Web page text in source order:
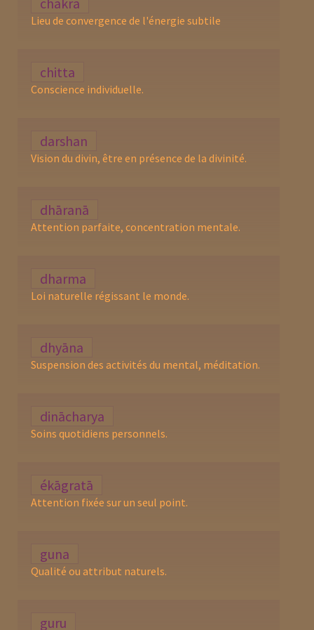
Lieu de convergence de l'énergie subtile
chitta
Conscience individuelle.
darshan
Vision du divin, être en présence de la divinité.
dhāranā
Attention parfaite, concentration mentale.
dharma
Loi naturelle régissant le monde.
dhyāna
Suspension des activités du mental, méditation.
dinācharya
Soins quotidiens personnels.
ékāgratā
Attention fixée sur un seul point.
guna
Qualité ou attribut naturels.
guru